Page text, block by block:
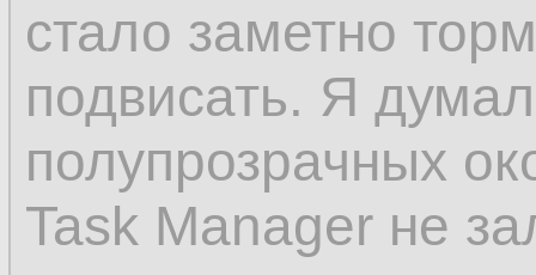
стало заметно
подвисать. Я
полупрозрачных
Task Manager не